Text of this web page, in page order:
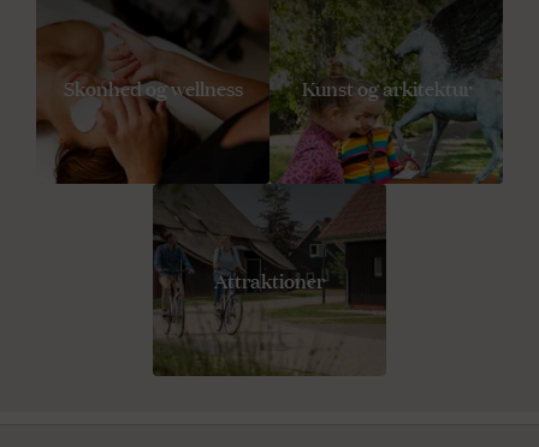
Skonhed og wellness Kunst og arkitektur
Attraktioner